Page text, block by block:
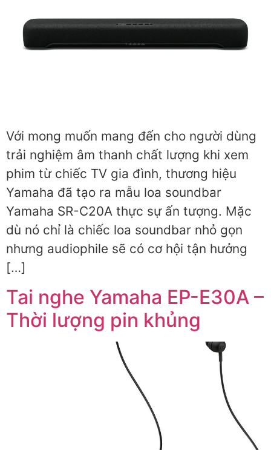
Với mong muốn mang đến cho người dùng
trải nghiệm âm thanh chất lượng khi xem
phim từ chiếc TV gia đình, thương hiệu
Yamaha đã tạo ra mẫu loa soundbar
Yamaha SR-C20A thực sự ấn tượng. Mặc
dù nó chỉ là chiếc loa soundbar nhỏ gọn
nhưng audiophile sẽ có cơ hội tận hưởng
[…]
Tai nghe Yamaha EP-E30A –
Thời lượng pin khủng